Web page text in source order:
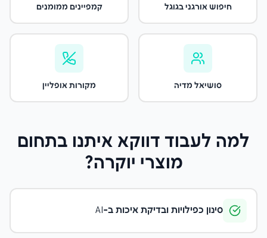
חיפוש אורגני בגוגל קמפיינים ממומנים
סושיאל מדיה מקורות אופליין
למה לעבוד דווקא איתנו בתחום
מוצרי יוקרה?
סינון כפילויות ובדיקת איכות ב-AI